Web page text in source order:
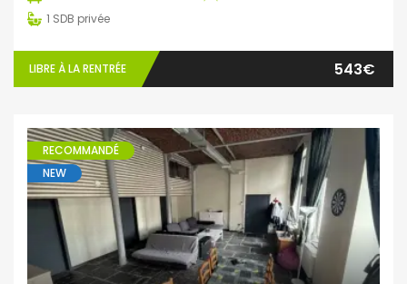
1 SDB privée
LIBRE À LA RENTRÉE 543€
RECOMMANDÉ
NEW